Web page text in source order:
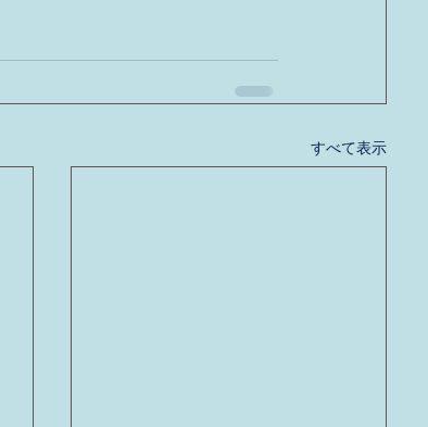
すべて表示